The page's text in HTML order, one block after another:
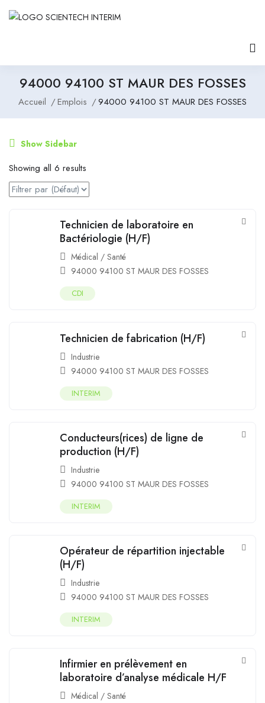
94000 94100 ST MAUR DES FOSSES
Accueil Emplois 94000 94100 ST MAUR DES FOSSES
Show Sidebar
Showing all 6 results
Technicien de laboratoire en
Bactériologie (H/F)
Médical / Santé
94000 94100 ST MAUR DES FOSSES
CDI
Technicien de fabrication (H/F)
Industrie
94000 94100 ST MAUR DES FOSSES
INTERIM
Conducteurs(rices) de ligne de
production (H/F)
Industrie
94000 94100 ST MAUR DES FOSSES
INTERIM
Opérateur de répartition injectable
(H/F)
Industrie
94000 94100 ST MAUR DES FOSSES
INTERIM
Infirmier en prélèvement en
laboratoire d’analyse médicale H/F
Médical / Santé